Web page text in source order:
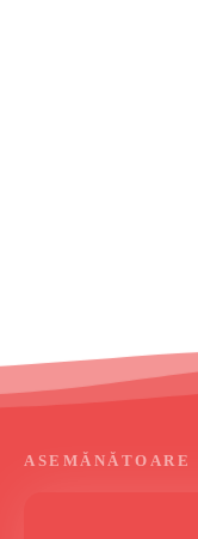
ASEMĂNĂTOARE